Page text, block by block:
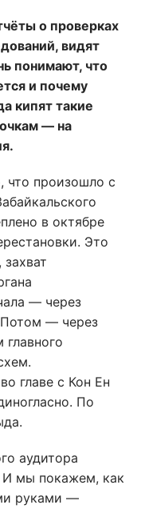
о проверках
видят
понимают, что
и почему
кипят такие
— на
что произошло с
в октябре
Это
— через
Потом — через
главе с Кон Ен
По
аудитора
И мы покажем, как
руками —